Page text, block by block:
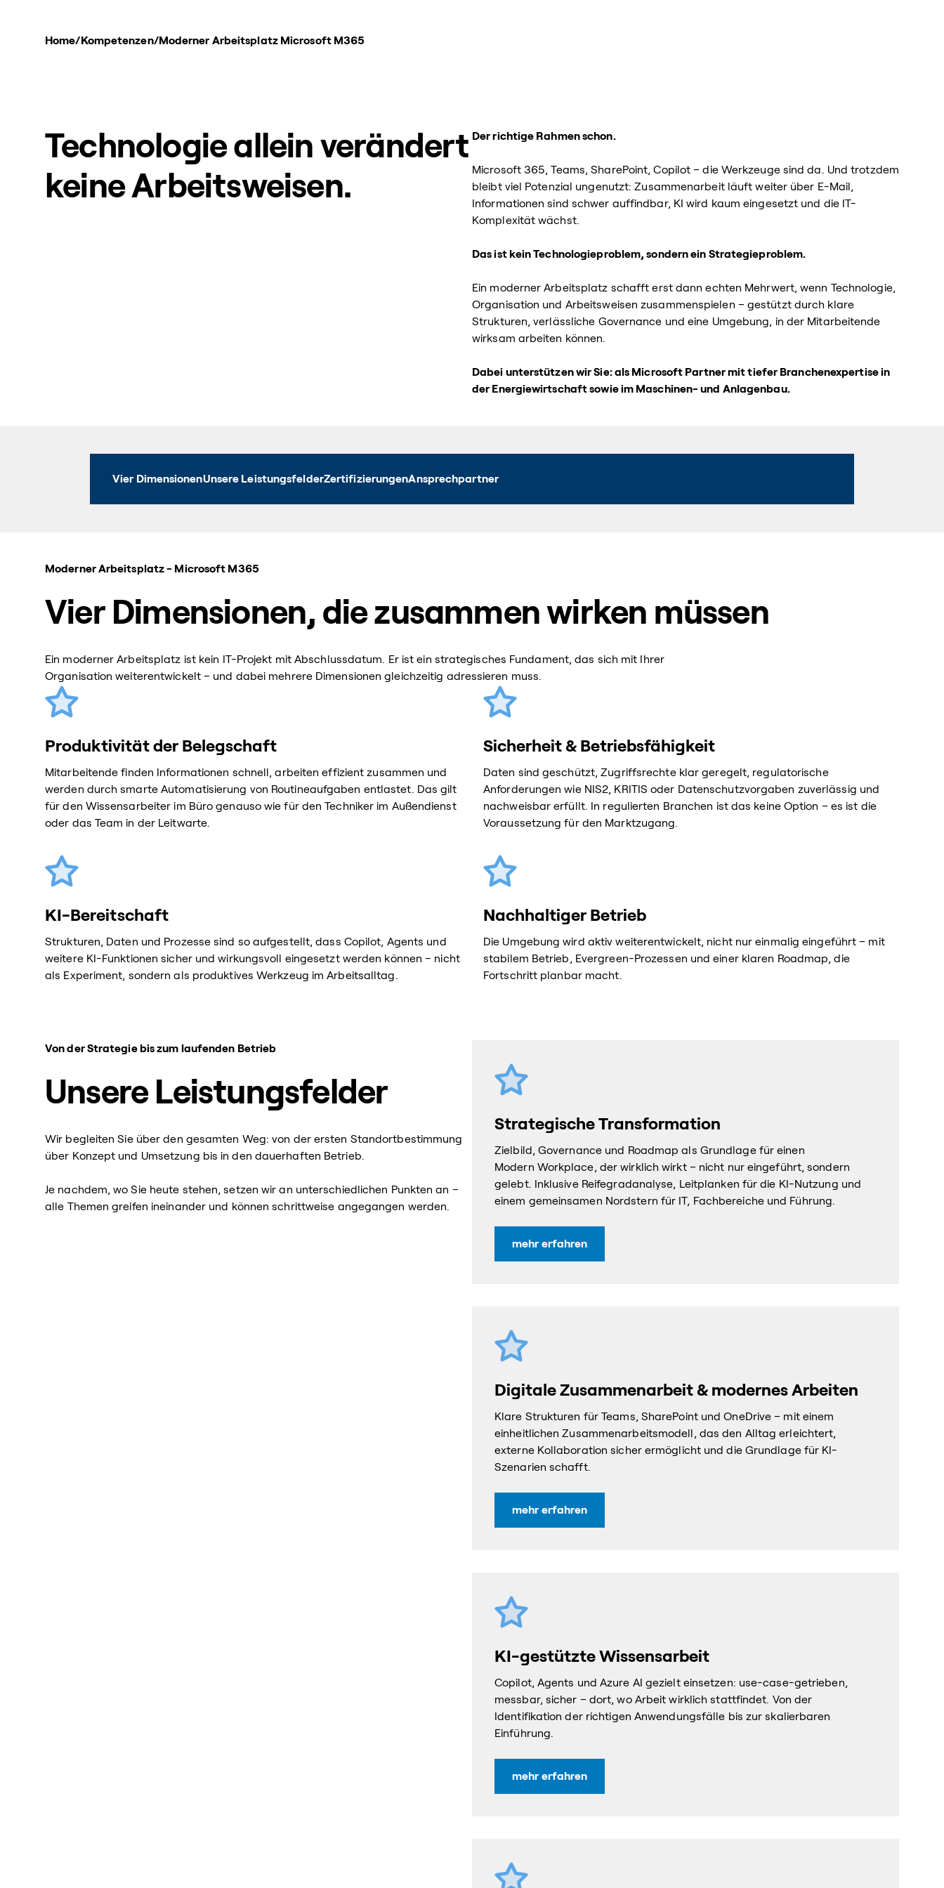
Home/Kompetenzen/Moderner Arbeitsplatz Microsoft M365
Technologie allein verändert
keine Arbeitsweisen.
Der richtige Rahmen schon.
Microsoft 365, Teams, SharePoint, Copilot – die Werkzeuge sind da. Und trotzdem
bleibt viel Potenzial ungenutzt: Zusammenarbeit läuft weiter über E-Mail,
Informationen sind schwer auffindbar, KI wird kaum eingesetzt und die IT-
Komplexität wächst.
Das ist kein Technologieproblem, sondern ein Strategieproblem.
Ein moderner Arbeitsplatz schafft erst dann echten Mehrwert, wenn Technologie,
Organisation und Arbeitsweisen zusammenspielen – gestützt durch klare
Strukturen, verlässliche Governance und eine Umgebung, in der Mitarbeitende
wirksam arbeiten können.
Dabei unterstützen wir Sie: als Microsoft Partner mit tiefer Branchenexpertise in
der Energiewirtschaft sowie im Maschinen- und Anlagenbau.
Vier DimensionenUnsere LeistungsfelderZertifizierungenAnsprechpartner
Moderner Arbeitsplatz - Microsoft M365
Vier Dimensionen, die zusammen wirken müssen
Ein moderner Arbeitsplatz ist kein IT-Projekt mit Abschlussdatum. Er ist ein strategisches Fundament, das sich mit Ihrer
Organisation weiterentwickelt – und dabei mehrere Dimensionen gleichzeitig adressieren muss.
Produktivität der Belegschaft
Mitarbeitende finden Informationen schnell, arbeiten effizient zusammen und
werden durch smarte Automatisierung von Routineaufgaben entlastet. Das gilt
für den Wissensarbeiter im Büro genauso wie für den Techniker im Außendienst
oder das Team in der Leitwarte.
Sicherheit & Betriebsfähigkeit
Daten sind geschützt, Zugriffsrechte klar geregelt, regulatorische
Anforderungen wie NIS2, KRITIS oder Datenschutzvorgaben zuverlässig und
nachweisbar erfüllt. In regulierten Branchen ist das keine Option – es ist die
Voraussetzung für den Marktzugang.
KI-Bereitschaft
Strukturen, Daten und Prozesse sind so aufgestellt, dass Copilot, Agents und
weitere KI-Funktionen sicher und wirkungsvoll eingesetzt werden können – nicht
als Experiment, sondern als produktives Werkzeug im Arbeitsalltag.
Nachhaltiger Betrieb
Die Umgebung wird aktiv weiterentwickelt, nicht nur einmalig eingeführt – mit
stabilem Betrieb, Evergreen-Prozessen und einer klaren Roadmap, die
Fortschritt planbar macht.
Von der Strategie bis zum laufenden Betrieb
Unsere Leistungsfelder
Wir begleiten Sie über den gesamten Weg: von der ersten Standortbestimmung
über Konzept und Umsetzung bis in den dauerhaften Betrieb.
Je nachdem, wo Sie heute stehen, setzen wir an unterschiedlichen Punkten an –
alle Themen greifen ineinander und können schrittweise angegangen werden.
Strategische Transformation
Zielbild, Governance und Roadmap als Grundlage für einen
Modern Workplace, der wirklich wirkt – nicht nur eingeführt, sondern
gelebt. Inklusive Reifegradanalyse, Leitplanken für die KI-Nutzung und
einem gemeinsamen Nordstern für IT, Fachbereiche und Führung.
mehr erfahren
Digitale Zusammenarbeit & modernes Arbeiten
Klare Strukturen für Teams, SharePoint und OneDrive – mit einem
einheitlichen Zusammenarbeitsmodell, das den Alltag erleichtert,
externe Kollaboration sicher ermöglicht und die Grundlage für KI-
Szenarien schafft.
mehr erfahren
KI-gestützte Wissensarbeit
Copilot, Agents und Azure AI gezielt einsetzen: use-case-getrieben,
messbar, sicher – dort, wo Arbeit wirklich stattfindet. Von der
Identifikation der richtigen Anwendungsfälle bis zur skalierbaren
Einführung.
mehr erfahren